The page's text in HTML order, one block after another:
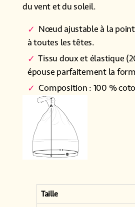
du vent et du soleil.
Nœud ajustable à la
à toutes les têtes.
Tissu doux et élastique
épouse parfaitement la
Composition : 100 %
Taille